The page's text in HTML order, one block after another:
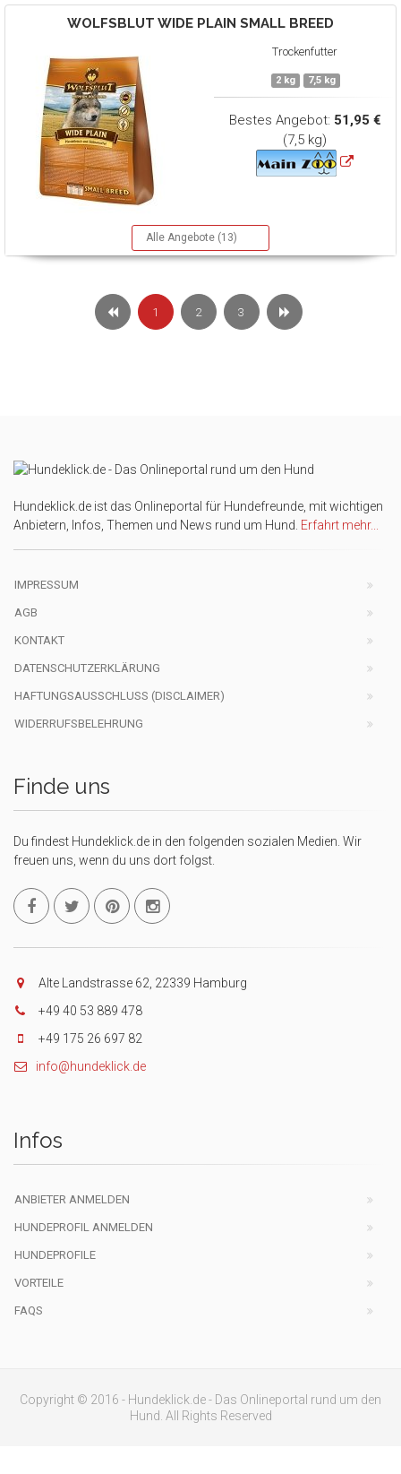
WOLFSBLUT WIDE PLAIN SMALL BREED
Trockenfutter
2 kg 7,5 kg
Bestes Angebot: 51,95 €
(7,5 kg)
Alle Angebote (13)
1 2 3
Hundeklick.de ist das Onlineportal für Hundefreunde, mit wichtigen
Anbietern, Infos, Themen und News rund um Hund. Erfahrt mehr...
IMPRESSUM
AGB
KONTAKT
DATENSCHUTZERKLÄRUNG
HAFTUNGSAUSSCHLUSS (DISCLAIMER)
WIDERRUFSBELEHRUNG
Finde uns
Du findest Hundeklick.de in den folgenden sozialen Medien. Wir
freuen uns, wenn du uns dort folgst.
Alte Landstrasse 62, 22339 Hamburg
+49 40 53 889 478
+49 175 26 697 82
info@hundeklick.de
Infos
ANBIETER ANMELDEN
HUNDEPROFIL ANMELDEN
HUNDEPROFILE
VORTEILE
FAQS
Copyright © 2016 - Hundeklick.de - Das Onlineportal rund um den
Hund. All Rights Reserved